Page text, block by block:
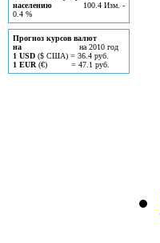
населению 100.4 Изм. -
0.4 %
Прогноз курсов валют
на на 2010 год
1 USD ($ США) = 36.4 руб.
1 EUR (€) = 47.1 руб.